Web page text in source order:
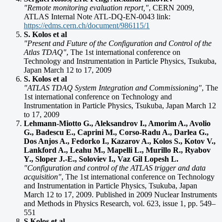
"Remote monitoring evaluation report,", CERN 2009,
ATLAS Internal Note ATL-DQ-EN-0043 link:
https://edms.cern.ch/document/986115/1
S. Kolos et al
"Present and Future of the Configuration and Control of the
Atlas TDAQ", The 1st international conference on
Technology and Instrumentation in Particle Physics, Tsukuba,
Japan March 12 to 17, 2009
S. Kolos et al
"ATLAS TDAQ System Integration and Commissioning", The
1st international conference on Technology and
Instrumentation in Particle Physics, Tsukuba, Japan March 12
to 17, 2009
Lehmann-Miotto G., Aleksandrov I., Amorim A., Avolio
G., Badescu E., Caprini M., Corso-Radu A., Darlea G.,
Dos Anjos A., Fedorko I., Kazarov A., Kolos S., Kotov V.,
Lankford A., Leahu M., Mapelli L., Murillo R., Ryabov
Y., Sloper J.-E., Soloviev I., Vaz Gil Lopesh L.
"Configuration and control of the ATLAS trigger and data
acquisition", The 1st international conference on Technology
and Instrumentation in Particle Physics, Tsukuba, Japan
March 12 to 17, 2009. Published in 2009 Nuclear Instruments
and Methods in Physics Research, vol. 623, issue 1, pp. 549–
551